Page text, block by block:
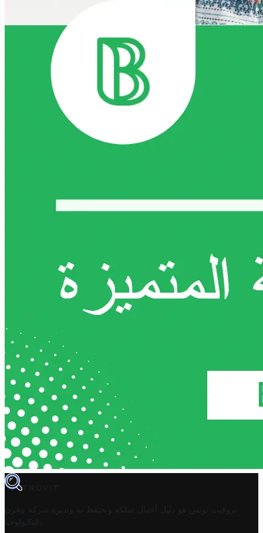
TROVIT
تروفيت تونس هو دليل أعمال تملكه وتحتفظ به وتديره
شركة مخزن
التكنولوجيا